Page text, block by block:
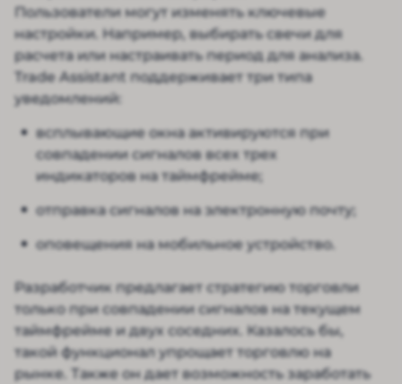
Пользователи могут изменять ключевые
настройки. Например, выбирать свечи для
расчета или настраивать период для анализа.
Trade Assistant поддерживает три типа
уведомлений:
всплывающие окна активируются при
совпадении сигналов всех трех
индикаторов на таймфрейме;
отправка сигналов на электронную почту;
оповещения на мобильное устройство.
Разработчик предлагает стратегию торговли
только при совпадении сигналов на текущем
таймфрейме и двух соседних. Казалось бы,
такой функционал упрощает торговлю на
рынке. Также он дает возможность заработать